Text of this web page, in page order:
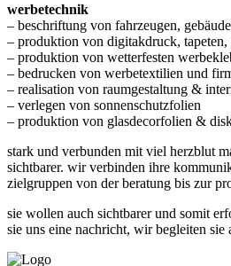
werbetechnik
– beschriftung von fahrzeugen,
– produktion von digitakdruck,
– produktion von wetterfesten
– bedrucken von werbetextilien und
– realisation von raumgestaltung &
– verlegen von sonnenschutzfolien
– produktion von glasdecorfolien &
stark und verbunden mit viel herzblut
sichtbarer. wir verbinden ihre
zielgruppen von der beratung bis zur
sie wollen auch sichtbarer und somit
sie uns eine nachricht, wir begleiten sie